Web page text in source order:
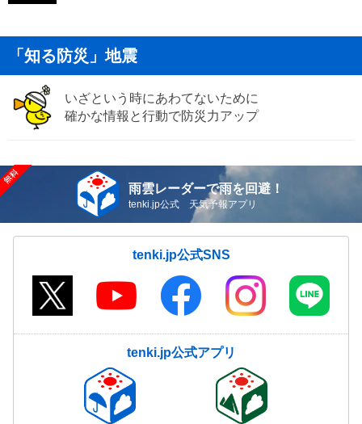
「知る防災」地震
いざという時にあわてないために
確かな情報と行動で防災力アップ
雨雲レーダーで雨を回避！
tenki.jp公式 天気予報アプリ
tenki.jp公式SNS
tenki.jp公式アプリ